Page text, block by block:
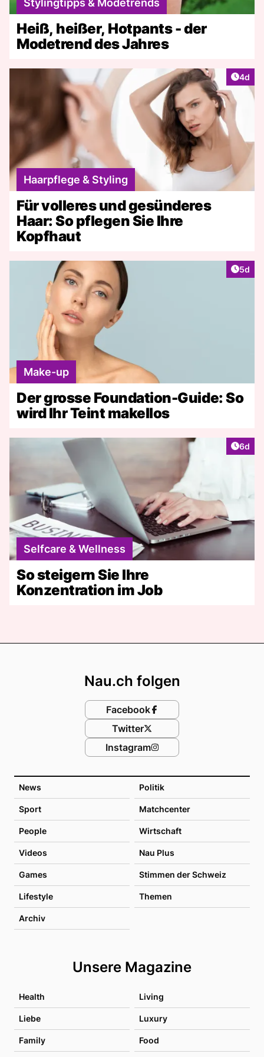
Stylingtipps & Modetrends
Heiß, heißer, Hotpants - der
Modetrend des Jahres
4d
Haarpflege & Styling
Für volleres und gesünderes
Haar: So pflegen Sie Ihre
Kopfhaut
5d
Make-up
Der grosse Foundation-Guide: So
wird Ihr Teint makellos
6d
Selfcare & Wellness
So steigern Sie Ihre
Konzentration im Job
News Politik
Sport Matchcenter
People Wirtschaft
Videos Nau Plus
Games Stimmen der Schweiz
Lifestyle Themen
Archiv
Unsere Magazine
Health Living
Liebe Luxury
Family Food
Nau.ch folgen
Facebook
Twitter
Instagram